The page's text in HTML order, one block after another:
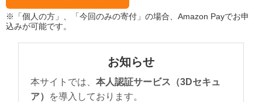
※「個人の方」、「今回のみの寄付」の場合、Amazon Payでお申
込みが可能です。
お知らせ
本サイトでは、本人認証サービス（3Dセキュ
ア） を導入しております。